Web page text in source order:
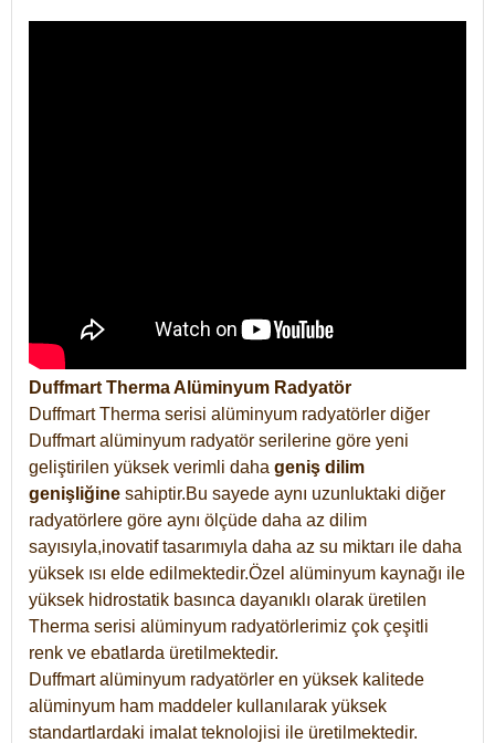
Duffmart Therma Alüminyum Radyatör
Duffmart Therma serisi alüminyum radyatörler diğer
Duffmart alüminyum radyatör serilerine göre yeni
geliştirilen yüksek verimli daha geniş dilim
genişliğine sahiptir.Bu sayede aynı uzunluktaki diğer
radyatörlere göre aynı ölçüde daha az dilim
sayısıyla,inovatif tasarımıyla daha az su miktarı ile daha
yüksek ısı elde edilmektedir.Özel alüminyum kaynağı ile
yüksek hidrostatik basınca dayanıklı olarak üretilen
Therma serisi alüminyum radyatörlerimiz çok çeşitli
renk ve ebatlarda üretilmektedir.
Duffmart alüminyum radyatörler en yüksek kalitede
alüminyum ham maddeler kullanılarak yüksek
standartlardaki imalat teknolojisi ile üretilmektedir.